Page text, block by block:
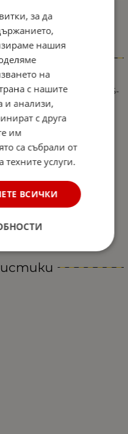
Светлина За
двойни врати 2015-
: A4478200064
4478201264,
за да
нашия
на
с нашите
и анализи,
с друга
им
са събрали от
услуги.
ВСИЧКИ